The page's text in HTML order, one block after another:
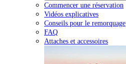
Commencer une réservation
Vidéos explicatives
Conseils pour le remorquage
FAQ
Attaches et accessoires